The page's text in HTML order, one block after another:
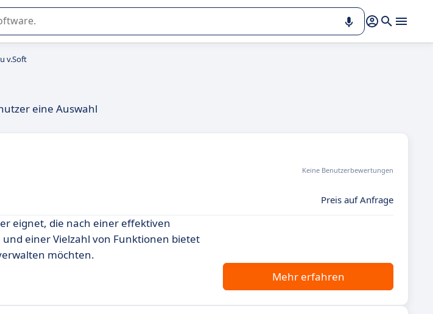
Software in Unternehmen.
v.Soft
eine Auswahl
Keine Benutzerbewertungen
Preis auf Anfrage
eignet, die nach einer effektiven
einer Vielzahl von Funktionen bietet
möchten.
Mehr erfahren